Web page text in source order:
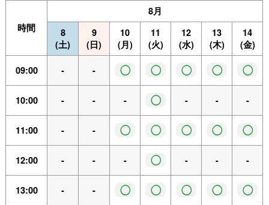
時間
8月
8
(土)
9
(日)
10
(月)
11
(火)
12
(水)
13
(木)
14
(金)
09:00 - - ◯ ◯ ◯ ◯ ◯
10:00 - - - ◯ - - -
11:00 - - ◯ ◯ ◯ ◯ ◯
12:00 - - - ◯ - - -
13:00 - - ◯ ◯ ◯ ◯ ◯